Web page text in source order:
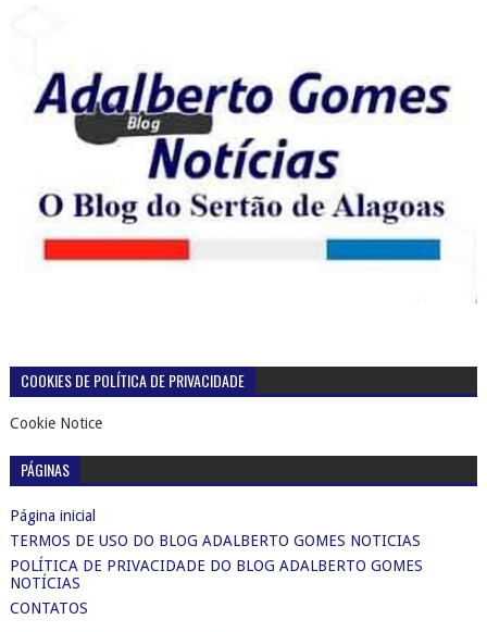
COOKIES DE POLÍTICA DE PRIVACIDADE
Cookie Notice
PÁGINAS
Página inicial
TERMOS DE USO DO BLOG ADALBERTO GOMES NOTICIAS
POLÍTICA DE PRIVACIDADE DO BLOG ADALBERTO GOMES
NOTÍCIAS
CONTATOS